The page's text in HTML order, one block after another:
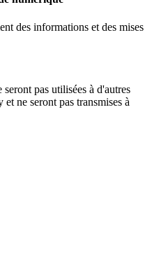
des informations et des mises
pas utilisées à d'autres
ne seront pas transmises à